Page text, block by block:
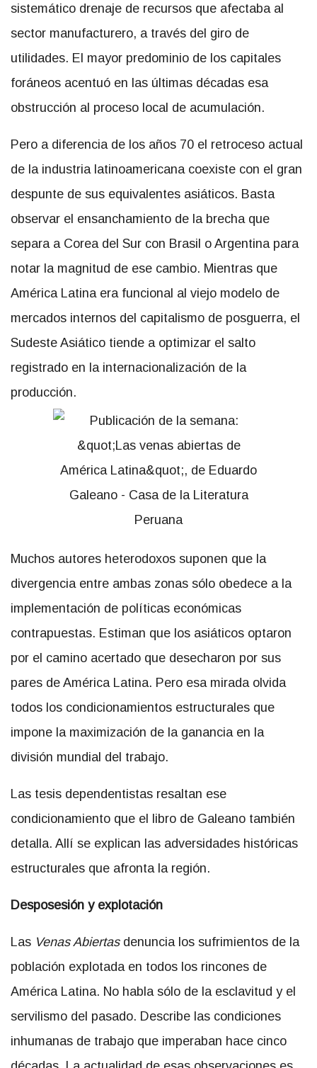
sistemático drenaje de recursos que afectaba al
sector manufacturero, a través del giro de
utilidades. El mayor predominio de los capitales
foráneos acentuó en las últimas décadas esa
obstrucción al proceso local de acumulación.
Pero a diferencia de los años 70 el retroceso actual
de la industria latinoamericana coexiste con el gran
despunte de sus equivalentes asiáticos. Basta
observar el ensanchamiento de la brecha que
separa a Corea del Sur con Brasil o Argentina para
notar la magnitud de ese cambio. Mientras que
América Latina era funcional al viejo modelo de
mercados internos del capitalismo de posguerra, el
Sudeste Asiático tiende a optimizar el salto
registrado en la internacionalización de la
producción.
Muchos autores heterodoxos suponen que la
divergencia entre ambas zonas sólo obedece a la
implementación de políticas económicas
contrapuestas. Estiman que los asiáticos optaron
por el camino acertado que desecharon por sus
pares de América Latina. Pero esa mirada olvida
todos los condicionamientos estructurales que
impone la maximización de la ganancia en la
división mundial del trabajo.
Las tesis dependentistas resaltan ese
condicionamiento que el libro de Galeano también
detalla. Allí se explican las adversidades históricas
estructurales que afronta la región.
Desposesión y explotación
Las Venas Abiertasdenuncia los sufrimientos de la
población explotada en todos los rincones de
América Latina. No habla sólo de la esclavitud y el
servilismo del pasado. Describe las condiciones
inhumanas de trabajo que imperaban hace cinco